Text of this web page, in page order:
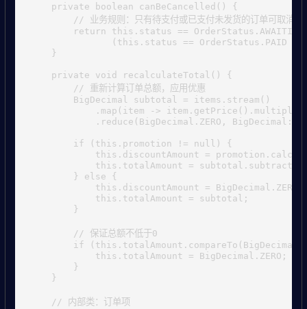
    private boolean canBeCancelled() {
        // 业务规则：只有待支付或已支付未发货的订单可取消
return this.status ==
(this.status == OrderStatus.PAID
    }
    private void recalculateTotal() {
        // 重新计算订单总额，应用优惠
        BigDecimal subtotal = items.stream()
.map(item ->
.reduce(BigDecimal.ZERO,
        if (this.promotion != null) {
this.discountAmount =
this.totalAmount =
        } else {
            this.discountAmount = BigDecimal.ZERO;
            this.totalAmount = subtotal;
        }
        // 保证总额不低于0
if
            this.totalAmount = BigDecimal.ZERO;
        }
    }
    // 内部类：订单项